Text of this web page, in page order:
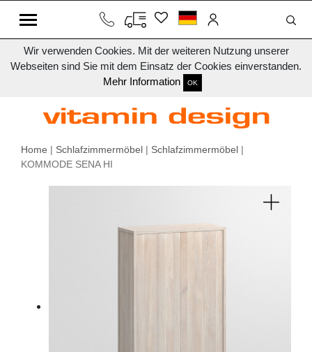
Wir verwenden Cookies. Mit der weiteren Nutzung unserer
Webseiten sind Sie mit dem Einsatz der Cookies einverstanden.
Mehr Information
OK
Home | Schlafzimmermöbel | Schlafzimmermöbel |
KOMMODE SENA HI